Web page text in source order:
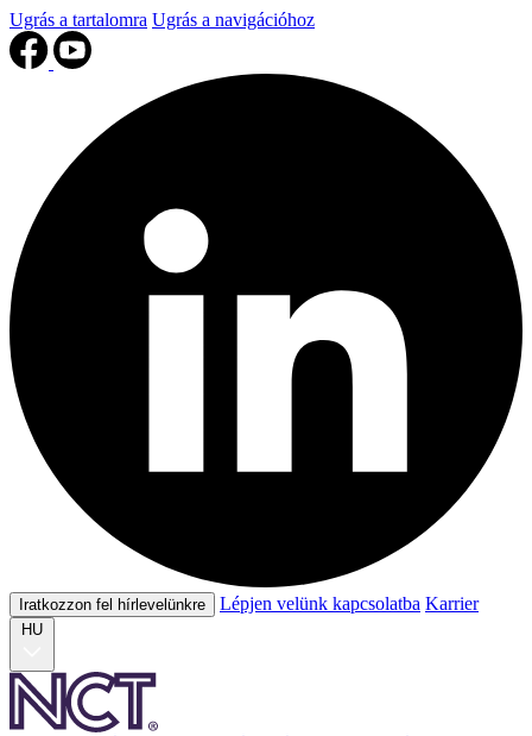
Ugrás a tartalomra Ugrás a navigációhoz
Iratkozzon fel hírlevelünkre Lépjen velünk kapcsolatba Karrier
HU